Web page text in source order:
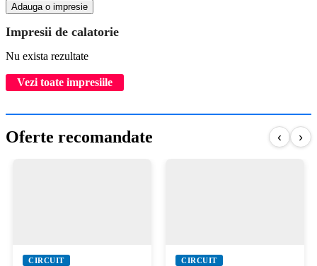
Adauga o impresie
Impresii de calatorie
Nu exista rezultate
Vezi toate impresiile
Oferte recomandate ‹ ›
CIRCUIT CIRCUIT